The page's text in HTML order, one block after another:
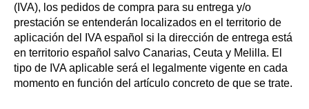
(IVA), los pedidos de compra para su entrega y/o
prestación se entenderán localizados en el territorio de
aplicación del IVA español si la dirección de entrega está
en territorio español salvo Canarias, Ceuta y Melilla. El
tipo de IVA aplicable será el legalmente vigente en cada
momento en función del artículo concreto de que se trate.